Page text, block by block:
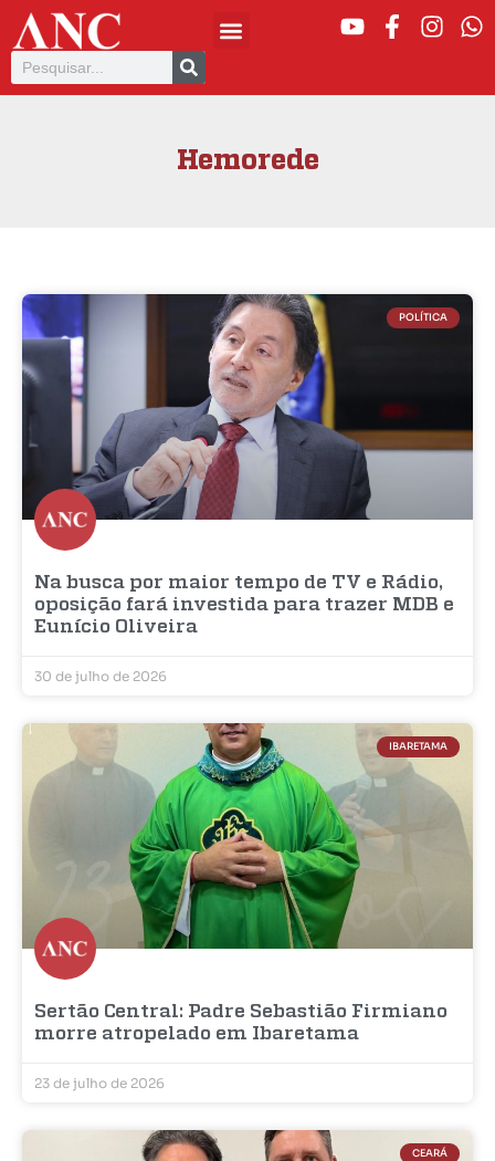
Hemorede
POLÍTICA
Na busca por maior tempo de TV e Rádio,
oposição fará investida para trazer MDB e
Eunício Oliveira
30 de julho de 2026
IBARETAMA
Sertão Central: Padre Sebastião Firmiano
morre atropelado em Ibaretama
23 de julho de 2026
CEARÁ